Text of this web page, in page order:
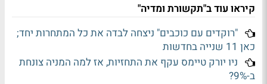
קיראו עוד ב"תקשורת ומדיה"
"רוקדים עם כוכבים" ניצחה לבדה את כל המתחרות יחד;
כאן 11 שנייה בחדשות
ניו יורק טיימס עקף את התחזיות, אז למה המניה צונחת
ב-9%?